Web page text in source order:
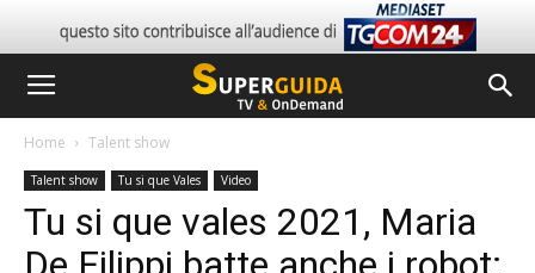
Home Talent show
Talent show Tu si que Vales Video
Tu si que vales 2021, Maria